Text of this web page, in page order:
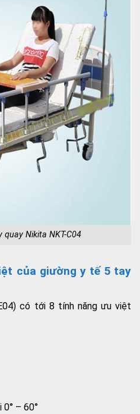
quay Nikita NKT-C04
của giường y tế 5 tay
có tới 8 tính năng ưu việt
– 60°